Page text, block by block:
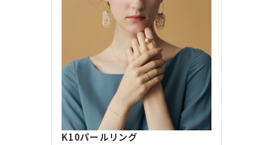
K10パールリング